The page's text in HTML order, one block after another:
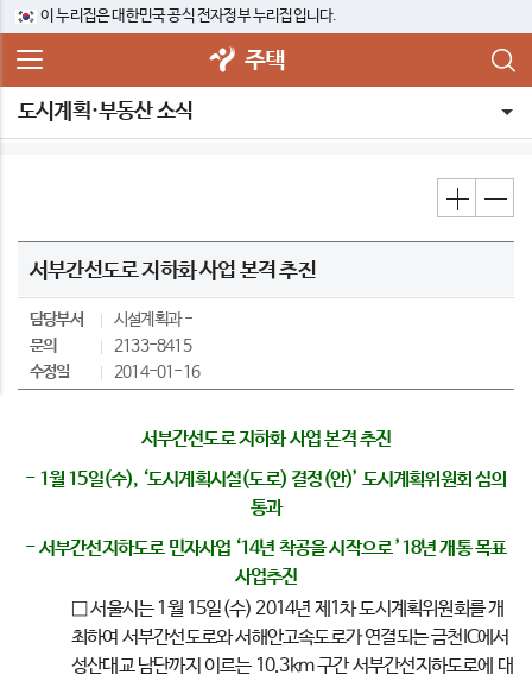
이 누리집은 대한민국 공식 전자정부 누리집입니다.
주택
도시계획·부동산 소식
서부간선도로 지하화 사업 본격 추진
담당부서
시설계획과
문의
2133-8415
수정일
2014-01-16
서부간선도로 지하화 사업 본격 추진
- 1월 15일(수), ‘도시계획시설(도로) 결정(안)’ 도시계획위원회 심의
통과
- 서부간선지하도로 민자사업 ‘14년 착공을 시작으로 ’18년 개통 목표
사업추진
□ 서울시는 1월 15일(수) 2014년 제1차 도시계획위원회를 개
최하여 서부간선도로와 서해안고속도로가 연결되는 금천IC에서
성산대교 남단까지 이르는 10.3km 구간 서부간선지하도로에 대